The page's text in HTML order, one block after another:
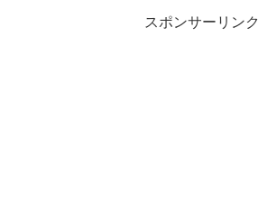
スポンサーリンク